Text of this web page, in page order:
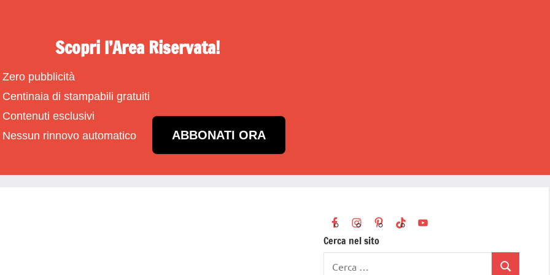
Scopri l’Area Riservata!
Zero pubblicità
Centinaia di stampabili gratuiti
Contenuti esclusivi
Nessun rinnovo automatico
ABBONATI ORA
Cerca nel sito